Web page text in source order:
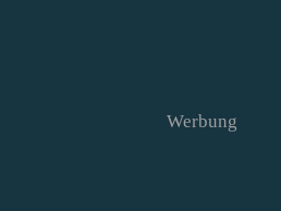
Werbung